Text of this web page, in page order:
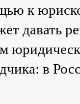
к
давать
в